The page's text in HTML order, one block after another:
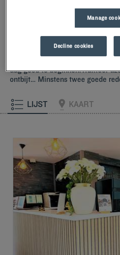
Verwen uzelf – probeer onze
begroeten en verwelkomen met
gebaren.U zult het unieke
dag goed te beginnen.Trakteer
ontbijt… Minstens twee goede
LIJST KAART
Manage
Decline cookies